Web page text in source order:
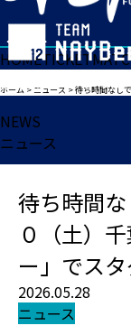
HOMETICKET
ホーム >ニュース >待ち時間なしで
NEWS
ニュース
待ち時間
０（土）
ー」でス
2026.05.28
ニュース